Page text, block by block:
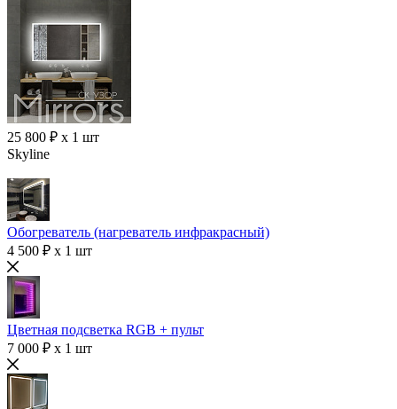
25 800 ₽ x 1 шт
Skyline
Обогреватель (нагреватель инфракрасный)
4 500 ₽ x 1 шт
Цветная подсветка RGB + пульт
7 000 ₽ x 1 шт